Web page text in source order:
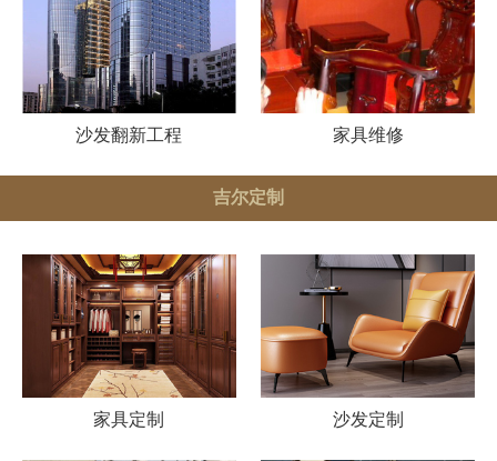
沙发翻新工程 家具维修
吉尔定制
家具定制 沙发定制